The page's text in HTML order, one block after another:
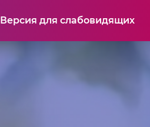
Версия для слабовидящих